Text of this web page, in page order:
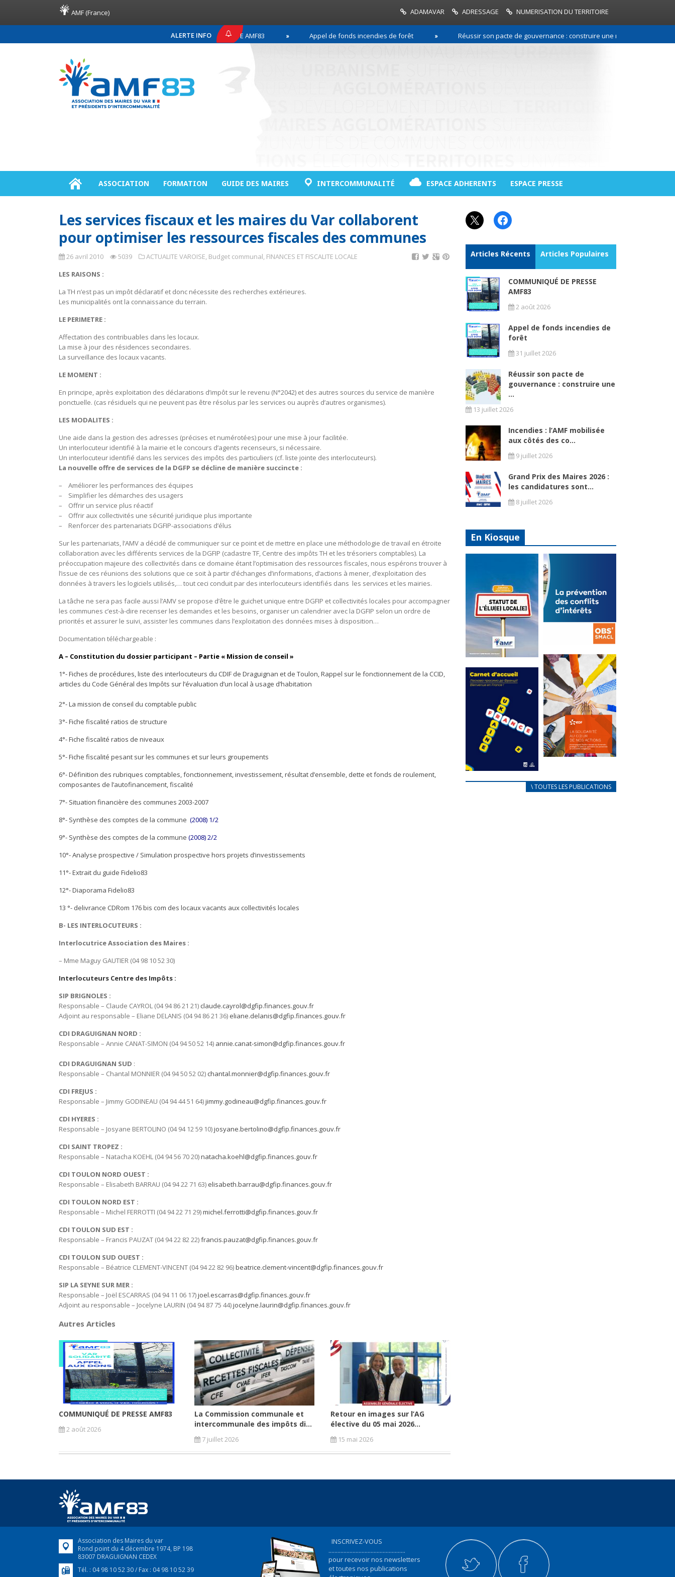
AMF (France) ADAMAVAR ADRESSAGE NUMERISATION DU TERRITOIRE
ALERTE INFO
COMMUNIQUÉ DE PRESSE AMF83 Appel de fonds incendies de forêt Réussir son pacte de gouvernance : construire une relation de confiance
ASSOCIATION FORMATION GUIDE DES MAIRES INTERCOMMUNALITÉ ESPACE ADHERENTS ESPACE PRESSE
Les services fiscaux et les maires du Var collaborent
pour optimiser les ressources fiscales des communes
26 avril 2010 5039 ACTUALITE VAROISE, Budget communal, FINANCES ET FISCALITE LOCALE
LES RAISONS :
La TH n’est pas un impôt déclaratif et donc nécessite des recherches extérieures.
Les municipalités ont la connaissance du terrain.
LE PERIMETRE :
Affectation des contribuables dans les locaux.
La mise à jour des résidences secondaires.
La surveillance des locaux vacants.
LE MOMENT :
En principe, après exploitation des déclarations d’impôt sur le revenu (N°2042) et des autres sources du service de manière
ponctuelle. (cas résiduels qui ne peuvent pas être résolus par les services ou auprès d’autres organismes).
LES MODALITES :
Une aide dans la gestion des adresses (précises et numérotées) pour une mise à jour facilitée.
Un interlocuteur identifié à la mairie et le concours d’agents recenseurs, si nécessaire.
Un interlocuteur identifié dans les services des impôts des particuliers (cf. liste jointe des interlocuteurs).
La nouvelle offre de services de la DGFP se décline de manière succincte :
– Améliorer les performances des équipes
– Simplifier les démarches des usagers
– Offrir un service plus réactif
– Offrir aux collectivités une sécurité juridique plus importante
– Renforcer des partenariats DGFIP-associations d’élus
Sur les partenariats, l’AMV a décidé de communiquer sur ce point et de mettre en place une méthodologie de travail en étroite
collaboration avec les différents services de la DGFIP (cadastre TF, Centre des impôts TH et les trésoriers comptables). La
préoccupation majeure des collectivités dans ce domaine étant l’optimisation des ressources fiscales, nous espérons trouver à
l’issue de ces réunions des solutions que ce soit à partir d’échanges d’informations, d’actions à mener, d’exploitation des
données à travers les logiciels utilisés,… tout ceci conduit par des interlocuteurs identifiés dans les services et les mairies.
La tâche ne sera pas facile aussi l’AMV se propose d’être le guichet unique entre DGFIP et collectivités locales pour accompagner
les communes c’est-à-dire recenser les demandes et les besoins, organiser un calendrier avec la DGFIP selon un ordre de
priorités et assurer le suivi, assister les communes dans l’exploitation des données mises à disposition…
Documentation téléchargeable :
A – Constitution du dossier participant – Partie « Mission de conseil »
1°- Fiches de procédures, liste des interlocuteurs du CDIF de Draguignan et de Toulon, Rappel sur le fonctionnement de la CCID,
articles du Code Général des Impôts sur l’évaluation d’un local à usage d’habitation
2°- La mission de conseil du comptable public
3°- Fiche fiscalité ratios de structure
4°- Fiche fiscalité ratios de niveaux
5°- Fiche fiscalité pesant sur les communes et sur leurs groupements
6°- Définition des rubriques comptables, fonctionnement, investissement, résultat d’ensemble, dette et fonds de roulement,
composantes de l’autofinancement, fiscalité
7°- Situation financière des communes 2003-2007
8°- Synthèse des comptes de la commune (2008) 1/2
9°- Synthèse des comptes de la commune (2008) 2/2
10°- Analyse prospective / Simulation prospective hors projets d’investissements
11°- Extrait du guide Fidelio83
12°- Diaporama Fidelio83
13 °- delivrance CDRom 176 bis com des locaux vacants aux collectivités locales
B- LES INTERLOCUTEURS :
Interlocutrice Association des Maires :
– Mme Maguy GAUTIER (04 98 10 52 30)
Interlocuteurs Centre des Impôts :
SIP BRIGNOLES :
Responsable – Claude CAYROL (04 94 86 21 21) claude.cayrol@dgfip.finances.gouv.fr
Adjoint au responsable – Eliane DELANIS (04 94 86 21 36) eliane.delanis@dgfip.finances.gouv.fr
CDI DRAGUIGNAN NORD :
Responsable – Annie CANAT-SIMON (04 94 50 52 14) annie.canat-simon@dgfip.finances.gouv.fr
CDI DRAGUIGNAN SUD :
Responsable – Chantal MONNIER (04 94 50 52 02) chantal.monnier@dgfip.finances.gouv.fr
CDI FREJUS :
Responsable – Jimmy GODINEAU (04 94 44 51 64)jimmy.godineau@dgfip.finances.gouv.fr
CDI HYERES :
Responsable – Josyane BERTOLINO (04 94 12 59 10)josyane.bertolino@dgfip.finances.gouv.fr
CDI SAINT TROPEZ :
Responsable – Natacha KOEHL (04 94 56 70 20)natacha.koehl@dgfip.finances.gouv.fr
CDI TOULON NORD OUEST :
Responsable – Elisabeth BARRAU (04 94 22 71 63) elisabeth.barrau@dgfip.finances.gouv.fr
CDI TOULON NORD EST :
Responsable – Michel FERROTTI (04 94 22 71 29)michel.ferrotti@dgfip.finances.gouv.fr
CDI TOULON SUD EST :
Responsable – Francis PAUZAT (04 94 22 82 22)francis.pauzat@dgfip.finances.gouv.fr
CDI TOULON SUD OUEST :
Responsable – Béatrice CLEMENT-VINCENT (04 94 22 82 96)beatrice.clement-vincent@dgfip.finances.gouv.fr
SIP LA SEYNE SUR MER :
Responsable – Joël ESCARRAS (04 94 11 06 17)joel.escarras@dgfip.finances.gouv.fr
Adjoint au responsable – Jocelyne LAURIN (04 94 87 75 44)jocelyne.laurin@dgfip.finances.gouv.fr
Autres Articles
COMMUNIQUÉ DE PRESSE AMF83
2 août 2026
La Commission communale et
intercommunale des impôts di...
7 juillet 2026
Retour en images sur l’AG
élective du 05 mai 2026...
15 mai 2026
X Facebook
Articles Récents Articles Populaires
COMMUNIQUÉ DE PRESSE
AMF83
2 août 2026
Appel de fonds incendies de
forêt
31 juillet 2026
Réussir son pacte de
gouvernance : construire une
...
13 juillet 2026
Incendies : l’AMF mobilisée
aux côtés des co...
9 juillet 2026
Grand Prix des Maires 2026 :
les candidatures sont...
8 juillet 2026
En Kiosque
Statut de
l’élu local
Mise à jour avril
2024
FEUILLETER
La
prévention
des conflits
d’intérêts
18 septembre 2023
FEUILLETER
au coeur de
nos actions
\ TOUTES LES PUBLICATIONS
Association des Maires du var
Rond point du 4 décembre 1974, BP 198
83007 DRAGUIGNAN CEDEX
Tél. : 04 98 10 52 30 / Fax : 04 98 10 52 39
INSCRIVEZ-VOUS
...................................................
pour recevoir nos newsletters
et toutes nos publications